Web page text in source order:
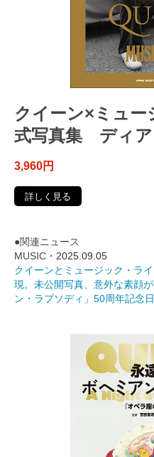
クイーン×ミュ
式写真集 ディア
3,960円
詳しく見る
●関連ニュース
MUSIC・ 2025.09.05
クイーンとミュージック・ラ
現。未公開写真、意外な素顔
ン・ラプソディ」50周年記念